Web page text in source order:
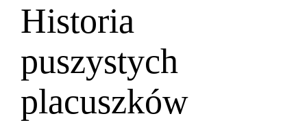
Historia
puszystych
placuszków